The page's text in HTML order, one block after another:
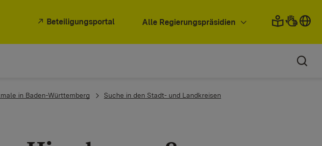
Beteiligungsportal Alle Regierungspräsidien
in Baden-Württemberg
Suche in den Stadt- und Landkreisen